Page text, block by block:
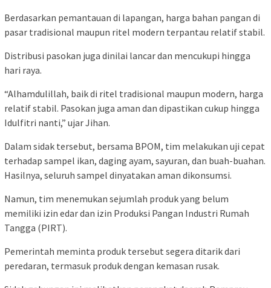
Berdasarkan pemantauan di lapangan, harga bahan pangan di
pasar tradisional maupun ritel modern terpantau relatif stabil.
Distribusi pasokan juga dinilai lancar dan mencukupi hingga
hari raya.
“Alhamdulillah, baik di ritel tradisional maupun modern, harga
relatif stabil. Pasokan juga aman dan dipastikan cukup hingga
Idulfitri nanti,” ujar Jihan.
Dalam sidak tersebut, bersama BPOM, tim melakukan uji cepat
terhadap sampel ikan, daging ayam, sayuran, dan buah-buahan.
Hasilnya, seluruh sampel dinyatakan aman dikonsumsi.
Namun, tim menemukan sejumlah produk yang belum
memiliki izin edar dan izin Produksi Pangan Industri Rumah
Tangga (PIRT).
Pemerintah meminta produk tersebut segera ditarik dari
peredaran, termasuk produk dengan kemasan rusak.